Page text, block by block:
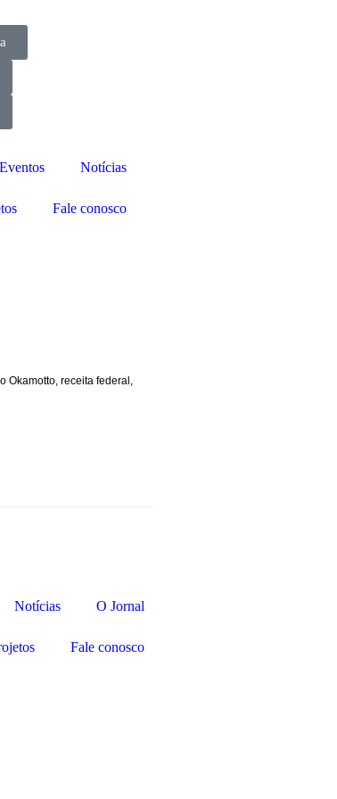
Eventos Notícias
Fale conosco
Okamotto, receita federal ,
Notícias O Jornal
Fale conosco